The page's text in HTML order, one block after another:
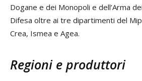
Dogane e dei Monopoli e dell’Arma
Difesa oltre ai tre dipartimenti del
Crea, Ismea e Agea.
Regioni e produttori